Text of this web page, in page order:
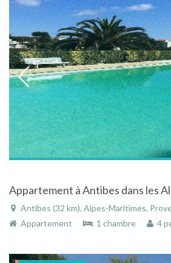
Antibes (32 km), Alpes-Maritimes,
Appartement
1 chambre 4